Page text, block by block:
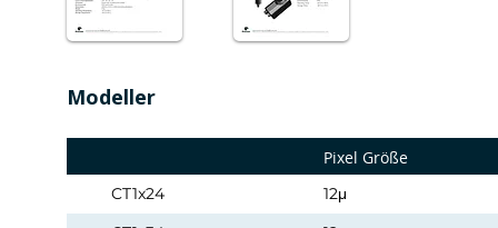
Modeller
Pixel Größe
CT1x24
12μ